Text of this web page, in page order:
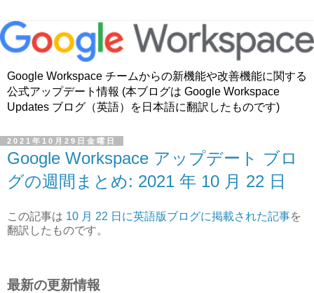
Google Workspace チームからの新機能や改善機能に関する
公式アップデート情報 (本ブログは Google Workspace
Updates ブログ（英語）を日本語に翻訳したものです)
2021年10月29日金曜日
Google Workspace アップデート ブロ
グの週間まとめ: 2021 年 10 月 22 日
この記事は 10 月 22 日に英語版ブログに掲載された記事を
翻訳したものです。
最新の更新情報